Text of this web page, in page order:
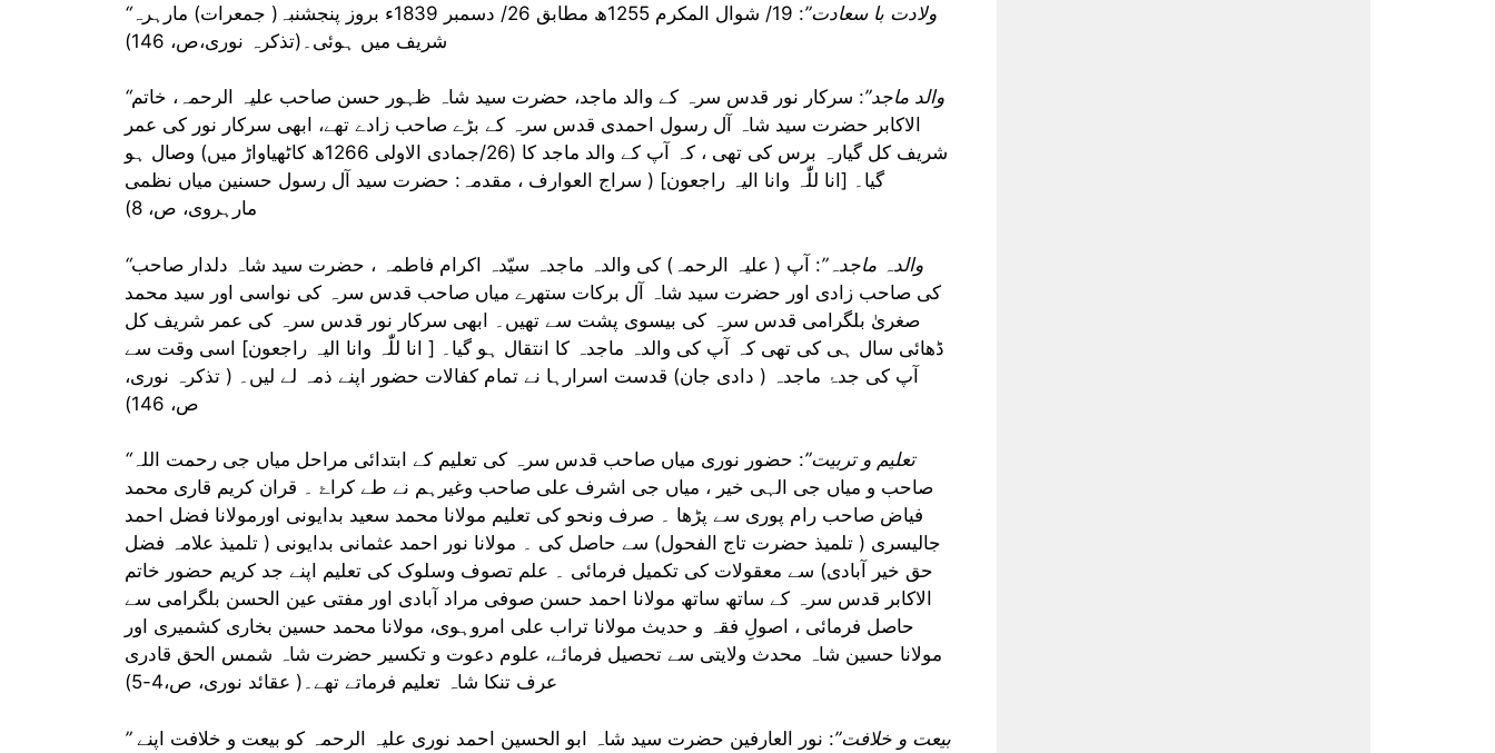
“ولادت با سعادت”
: 19/ شوال المکرم 1255ھ مطابق 26/ دسمبر 1839ء بروز پنجشنبہ( جمعرات) مارہرہ
شریف میں ہوئی۔(تذکرہ نوری،ص، 146)
“والد ماجد”: سرکار نور قدس سرہ کے والد ماجد، حضرت سید شاہ ظہور حسن صاحب علیہ الرحمہ، خاتم
الاکابر حضرت سید شاہ آل رسول احمدی قدس سرہ کے بڑے صاحب زادے تھے، ابھی سرکار نور کی عمر
شریف کل گیارہ برس کی تھی ، کہ آپ کے والد ماجد کا (26/جمادی الاولی 1266ھ کاٹھیاواڑ میں) وصال ہو
گیا۔ [انا للّٰہ وانا الیہ راجعون] ( سراج العوارف ، مقدمہ: حضرت سید آل رسول حسنین میاں نظمی
مارہروی، ص، 8)
“والدہ ماجدہ”: آپ ( علیہ الرحمہ) کی والدہ ماجدہ سیّدہ اکرام فاطمہ ، حضرت سید شاہ دلدار صاحب
کی صاحب زادی اور حضرت سید شاہ آل برکات ستھرے میاں صاحب قدس سرہ کی نواسی اور سید محمد
صغریٰ بلگرامی قدس سرہ کی بیسوی پشت سے تھیں۔ ابھی سرکار نور قدس سرہ کی عمر شریف کل
ڈھائی سال ہی کی تھی کہ آپ کی والدہ ماجدہ کا انتقال ہو گیا۔ [ انا للّٰہ وانا الیہ راجعون] اسی وقت سے
آپ کی جدۂ ماجدہ ( دادی جان) قدست اسرارہا نے تمام کفالات حضور اپنے ذمہ لے لیں۔ ( تذکرہ نوری،
ص، 146)
“تعلیم و تربیت”: حضور نوری میاں صاحب قدس سرہ کی تعلیم کے ابتدائی مراحل میاں جی رحمت اللہ
صاحب و میاں جی الہی خیر ، میاں جی اشرف علی صاحب وغیرہم نے طے کراۓ ۔ قران کریم قاری محمد
فیاض صاحب رام پوری سے پڑھا ۔ صرف ونحو کی تعلیم مولانا محمد سعید بدایونی اورمولانا فضل احمد
جالیسری ( تلمیذ حضرت تاج الفحول) سے حاصل کی ۔ مولانا نور احمد عثمانی بدایونی ( تلمیذ علامہ فضل
حق خیر آبادی) سے معقولات کی تکمیل فرمائی ۔ علم تصوف وسلوک کی تعلیم اپنے جد کریم حضور خاتم
الاکابر قدس سرہ کے ساتھ ساتھ مولانا احمد حسن صوفی مراد آبادی اور مفتی عین الحسن بلگرامی سے
حاصل فرمائی ، اصولِ فقہ و حدیث مولانا تراب علی امروہوی، مولانا محمد حسین بخاری کشمیری اور
مولانا حسین شاہ محدث ولایتی سے تحصیل فرمائے، علوم دعوت و تکسیر حضرت شاہ شمس الحق قادری
عرف تنکا شاہ تعلیم فرماتے تھے۔( عقائد نوری، ص،4-5)
” بیعت و خلافت”: نور العارفین حضرت سید شاہ ابو الحسین احمد نوری علیہ الرحمہ کو بیعت و خلافت اپنے